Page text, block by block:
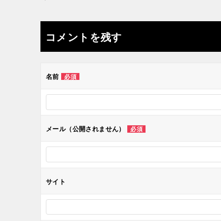
ナ
ビ
ゲ
ー
ン
コメントを残す
名前 必須
メール（公開されません） 必須
サイト